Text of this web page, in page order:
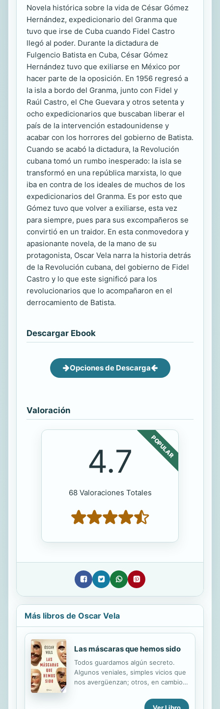
Novela histórica sobre la vida de César Gómez
Hernández, expedicionario del Granma que
tuvo que irse de Cuba cuando Fidel Castro
llegó al poder. Durante la dictadura de
Fulgencio Batista en Cuba, César Gómez
Hernández tuvo que exiliarse en México por
hacer parte de la oposición. En 1956 regresó a
la isla a bordo del Granma, junto con Fidel y
Raúl Castro, el Che Guevara y otros setenta y
ocho expedicionarios que buscaban liberar el
país de la intervención estadounidense y
acabar con los horrores del gobierno de Batista.
Cuando se acabó la dictadura, la Revolución
cubana tomó un rumbo inesperado: la isla se
transformó en una república marxista, lo que
iba en contra de los ideales de muchos de los
expedicionarios del Granma. Es por esto que
Gómez tuvo que volver a exiliarse, esta vez
para siempre, pues para sus excompañeros se
convirtió en un traidor. En esta conmovedora y
apasionante novela, de la mano de su
protagonista, Oscar Vela narra la historia detrás
de la Revolución cubana, del gobierno de Fidel
Castro y lo que este significó para los
revolucionarios que lo acompañaron en el
derrocamiento de Batista.
Descargar Ebook
Opciones de Descarga
Valoración
POPULAR
4.7
68 Valoraciones Totales
Más libros de Oscar Vela
Las máscaras que hemos sido
Todos guardamos algún secreto.
Algunos veniales, simples vicios que
nos avergüenzan; otros, en cambio,
los hace inconfesables. Estos
Ver Libro